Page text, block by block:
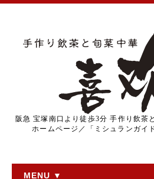
阪急 宝塚南口より徒歩3分 手作り飲茶
ホームページ／「ミシュランガイ
MENU ▼